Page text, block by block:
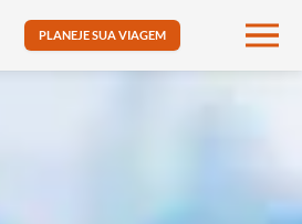
PLANEJE SUA VIAGEM